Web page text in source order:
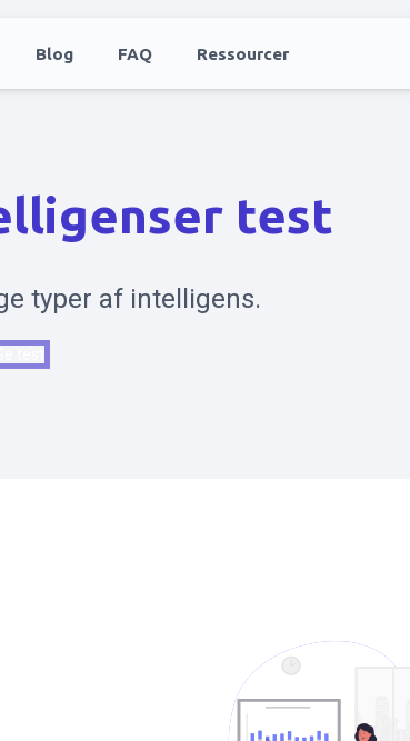
Blog FAQ Ressourcer
test
typer af intelligens.